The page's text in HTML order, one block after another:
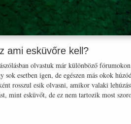
ami esküvőre kell?
olvastuk már különböző
sok esetben igen, de egészen más okok
rosszul esik olvasni, amikor valaki
mint esküvőt, de ez nem tartozik most